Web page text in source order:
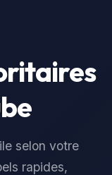
selon votre
rapides,